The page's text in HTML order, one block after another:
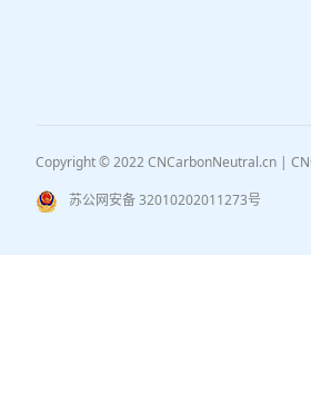
Copyright © 2022 CNCarbonNeutral.cn |
苏公网安备 32010202011273号